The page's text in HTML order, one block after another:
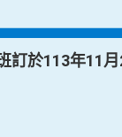
訂於113年11